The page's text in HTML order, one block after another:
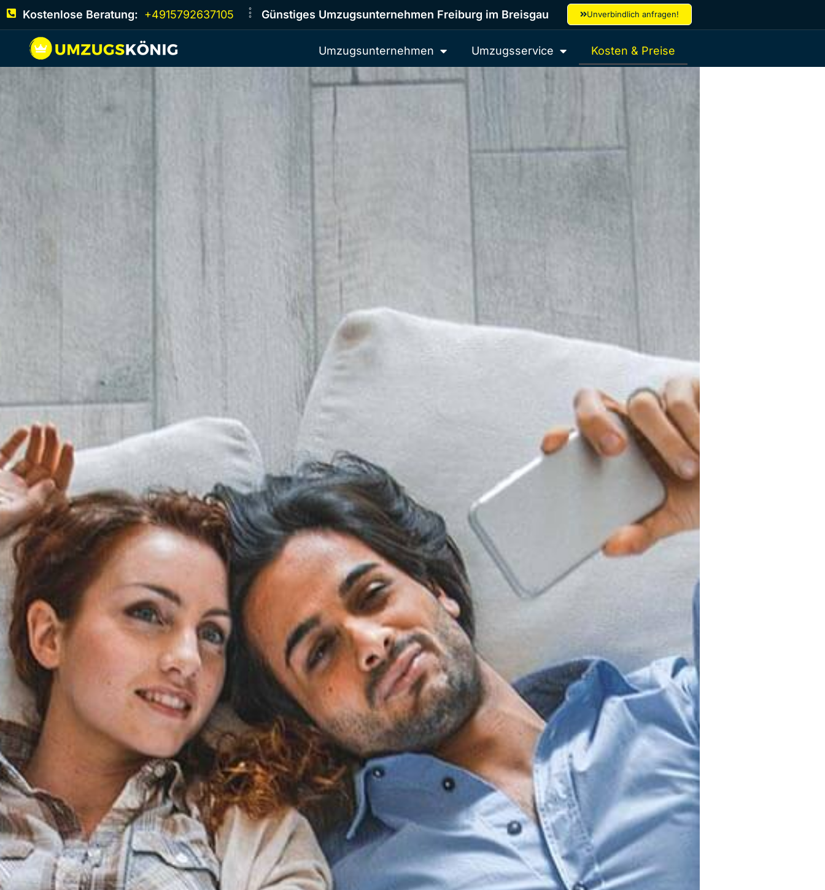
Kostenlose Beratung: +4915792637105 Günstiges Umzugsunternehmen Freiburg im Breisgau Unverbindlich anfragen!
Umzugsunternehmen Umzugsservice Kosten & Preise